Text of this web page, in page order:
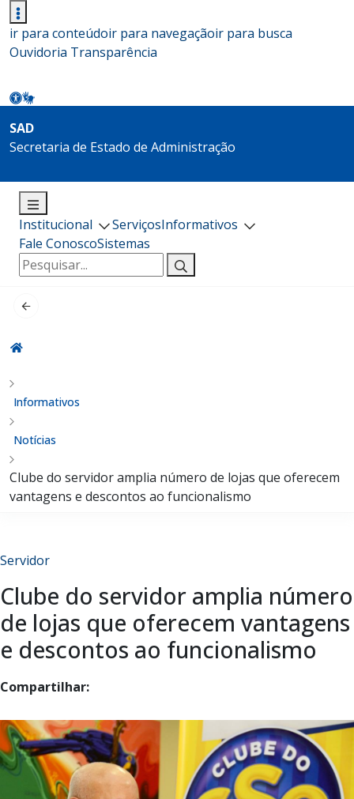
ir para conteúdoir para navegaçãoir para busca
Ouvidoria Transparência
SAD
Secretaria de Estado de Administração
Institucional ServiçosInformativos
Fale ConoscoSistemas
Pesquisar
por:
Informativos
Notícias
Clube do servidor amplia número de lojas que oferecem
vantagens e descontos ao funcionalismo
Servidor
Clube do servidor amplia número
de lojas que oferecem vantagens
e descontos ao funcionalismo
Compartilhar: